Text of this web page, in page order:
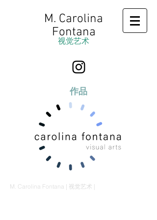
M. Carolina
Fontana
视觉艺术
作品
M. Carolina Fontana | 视觉艺术 |